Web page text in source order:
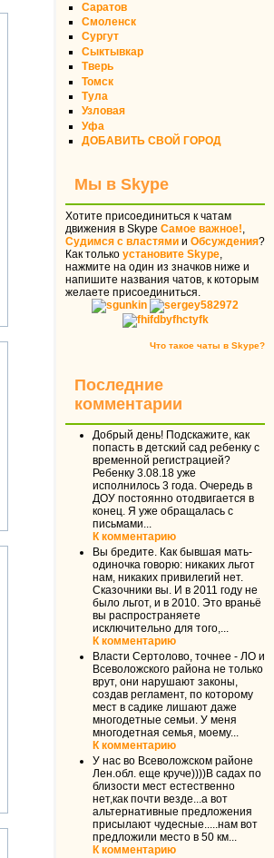
Саратов
Смоленск
Сургут
Сыктывкар
Тверь
Томск
Тула
Узловая
Уфа
ДОБАВИТЬ СВОЙ ГОРОД
Мы в Skype
Хотите присоединиться к чатам
движения в Skype Самое важное!
Судимся с властями и Обсуждения?
Как только установите Skype
нажмите на один из значков ниже и
напишите названия чатов, к которым
желаете присоединиться.
Что такое чаты в Skype?
Последние
комментарии
Добрый день! Подскажите, как
попасть в детский сад ребенку с
временной регистрацией?
Ребенку 3.08.18 уже
исполнилось 3 года. Очередь в
ДОУ постоянно отодвигается в
конец. Я уже обращалась с
письмами...
К комментарию
Вы бредите. Как бывшая мать-
одиночка говорю: никаких льгот
нам, никаких привилегий нет.
Сказочники вы. И в 2011 году не
было льгот, и в 2010. Это враньё
вы распространяете
исключительно для того,...
К комментарию
Власти Сертолово, точнее - ЛО и
Всеволожского района не только
врут, они нарушают законы,
создав регламент, по которому
мест в садике лишают даже
многодетные семьи. У меня
многодетная семья, моему...
К комментарию
У нас во Всеволожском районе
Лен.обл. еще круче))))В садах по
близости мест естественно
нет,как почти везде...а вот
альтернативные предложения
присылают чудесные.....нам вот
предложили место в 50 км...
К комментарию